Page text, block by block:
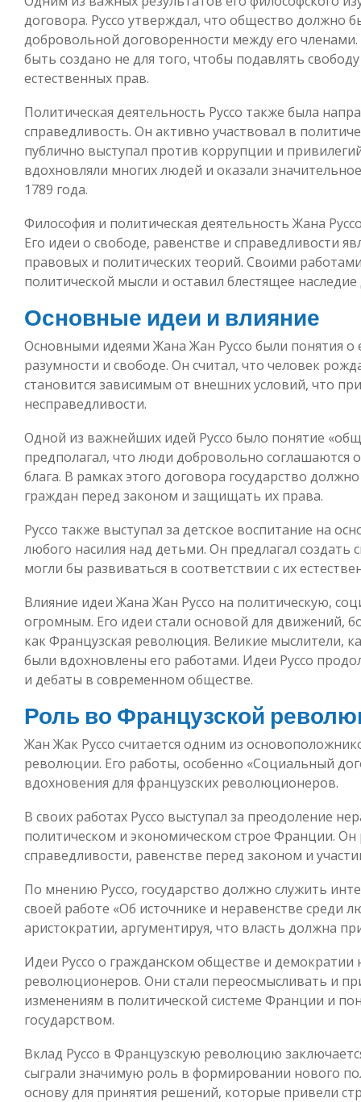
договора. Руссо утверждал, что общество должно
добровольной договоренности между его
быть создано не для того, чтобы подавлять
естественных прав.
Политическая деятельность Руссо также была
справедливость. Он активно участвовал в
публично выступал против коррупции и
вдохновляли многих людей и оказали
1789 года.
Философия и политическая деятельность Жана
Его идеи о свободе, равенстве и справедливости
правовых и политических теорий. Своими
политической мысли и оставил блестящее
Основные идеи и влияние
Основными идеями Жана Жан Руссо были понятия о
разумности и свободе. Он считал, что человек
становится зависимым от внешних условий, что
несправедливости.
Одной из важнейших идей Руссо было понятие
предполагал, что люди добровольно соглашаются
блага. В рамках этого договора государство
граждан перед законом и защищать их права.
Руссо также выступал за детское воспитание на
любого насилия над детьми. Он предлагал создать
могли бы развиваться в соответствии с их
Влияние идеи Жана Жан Руссо на политическую,
огромным. Его идеи стали основой для движений,
как Французская революция. Великие мыслители,
были вдохновлены его работами. Идеи Руссо
и дебаты в современном обществе.
Роль во Французской
Жан Жак Руссо считается одним из
революции. Его работы, особенно «Социальный
вдохновения для французских революционеров.
В своих работах Руссо выступал за преодоление
политическом и экономическом строе Франции.
справедливости, равенстве перед законом и
По мнению Руссо, государство должно служить
своей работе «Об источнике и неравенстве среди
аристократии, аргументируя, что власть должна
Идеи Руссо о гражданском обществе и демократии
революционеров. Они стали переосмысливать и
изменениям в политической системе Франции и
государством.
Вклад Руссо в Французскую революцию
сыграли значимую роль в формировании нового
основу для принятия решений, которые привели